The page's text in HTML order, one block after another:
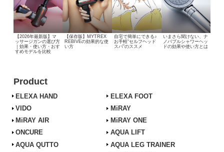
【2026年最新版】マ
ッサージガンの選び方
｜効果・使い方・おす
すめモデルを比較
【保存版】MYTREX
REBIVEの効果的な使
い方
自宅で簡単にできる♪
お手軽“セルフヘッド
スパ”のススメ
いまさら聞けない、ナ
ノバブルシャワーヘッ
ドの効果や使い方とは
Product
ELEXA HAND
ELEXA FOOT
VIDO
MiRAY
MiRAY AIR
MiRAY ONE
ONCURE
AQUA LIFT
AQUA QUTTO
AQUA LEG TRAINER